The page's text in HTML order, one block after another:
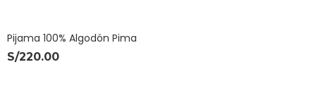
Pijama 100% Algodón Pima
S/220.00